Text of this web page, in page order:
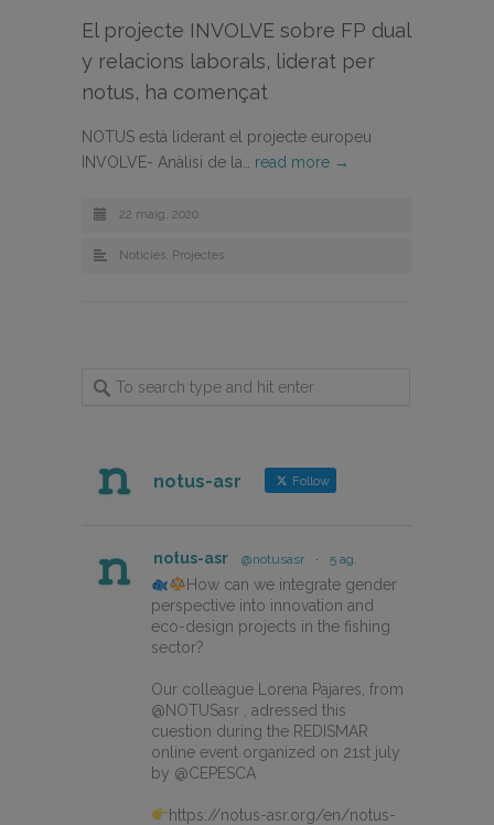
El projecte INVOLVE sobre FP dual
y relacions laborals, liderat per
notus, ha començat
NOTUS està liderant el projecte europeu
INVOLVE- Anàlisi de la… read more →
22 maig, 2020
Noticies, Projectes
notus-asr Follow
notus-asr @notusasr · 5 ag.
How can we integrate gender
perspective into innovation and
eco-design projects in the fishing
sector?
Our colleague Lorena Pajares, from
@NOTUSasr , adressed this
cuestion during the REDISMAR
online event organized on 21st july
by @CEPESCA
https://notus-asr.org/en/notus-